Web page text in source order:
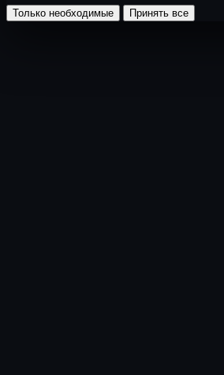
Только необходимые Принять все